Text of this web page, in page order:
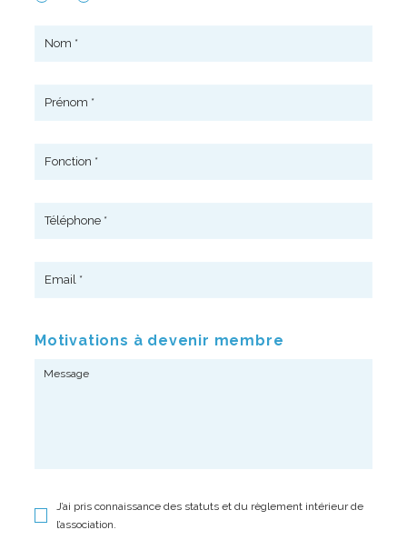
Motivations à devenir membre
J’ai pris connaissance des statuts et du règlement intérieur de
l’association.